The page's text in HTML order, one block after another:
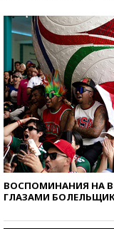
ВОСПОМИНАНИЯ НА
ГЛАЗАМИ